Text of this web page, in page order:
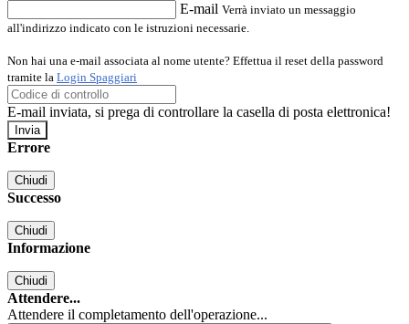
E-mail Verrà inviato un messaggio
all'indirizzo indicato con le istruzioni necessarie.
Non hai una e-mail associata al nome utente? Effettua il reset della password
tramite la Login Spaggiari
E-mail inviata, si prega di controllare la casella di posta elettronica!
Errore
Chiudi
Successo
Chiudi
Informazione
Chiudi
Attendere...
Attendere il completamento dell'operazione...